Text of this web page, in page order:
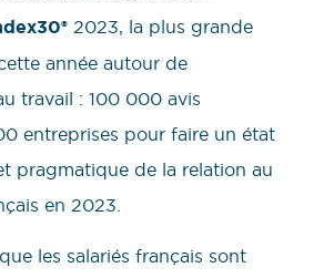
2023, la plus grande
année autour de
travail : 100 000 avis
entreprises pour faire un état
pragmatique de la relation au
en 2023.
les salariés français sont